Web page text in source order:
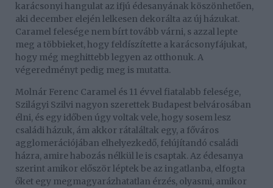
karácsonyi hangulat az ifjú édesanyának köszönhetően,
aki december elején lelkesen dekorálta az új házukat.
Caramel felesége nem bírt tovább várni, s azzal lepte
meg a többieket, hogy feldíszítette a karácsonyfájukat,
hogy még meghittebb legyen az otthonuk. A
végeredményt pedig meg is mutatta.
Molnár Ferenc Caramel és 11 évvel fiatalabb felesége,
Szilágyi Szilvi nagyon szerettek Budapest belvárosában
élni, és egy időben úgy voltak vele, hogy sosem lesz
családi házuk, ám akkor rátaláltak egy, a főváros
agglomerációjában elhelyezkedő, felújítandó családi
házra, amire habozás nélkül le is csaptak. Az édesanya
szerint amikor először léptek be az ingatlanba, elfogta
őket egy megmagyarázhatatlan érzés, olyasmi, amikor